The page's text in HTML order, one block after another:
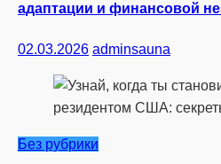
адаптации и финансовой
02.03.2026 adminsauna
Без рубрики